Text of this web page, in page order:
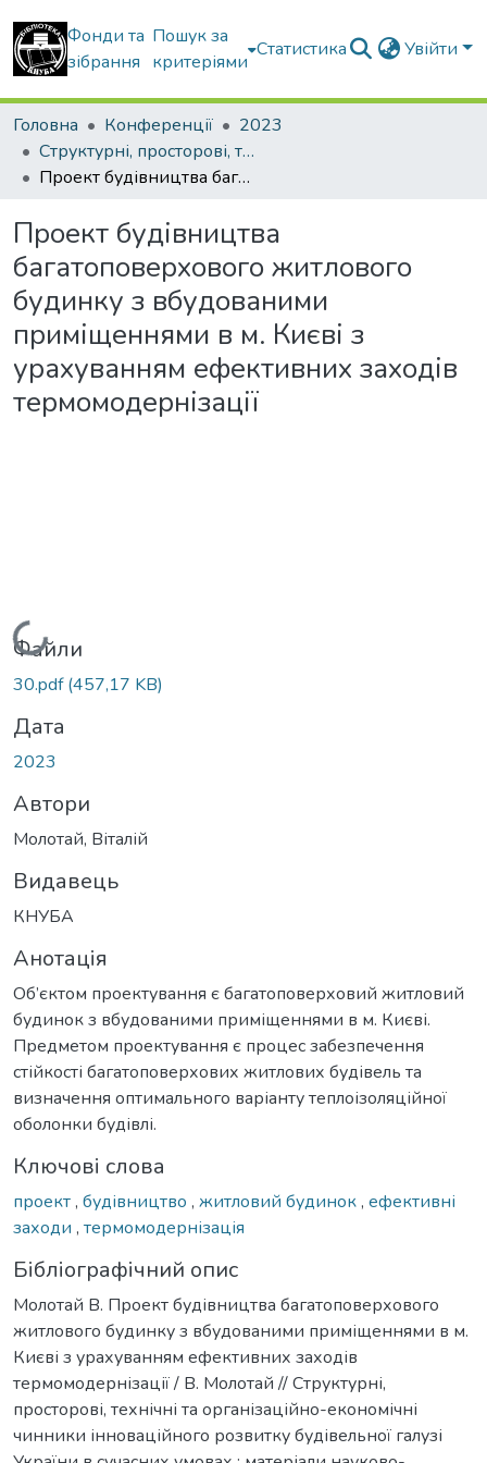
Фонди та
зібрання
Пошук за
критеріями
Статистика Увійти
Головна Конференції
2023
Структурні, просторові, технічні та організаційноекономічні чинники інноваційного розвитку будівельної галузі України в сучасних умовах
Проект будівництва багатоповерхового житлового будинку з вбудованими приміщеннями в м. Києві з урахуванням ефективних заходів термомодернізації
Проект будівництва
багатоповерхового житлового
будинку з вбудованими
приміщеннями в м. Києві з
урахуванням ефективних заходів
термомодернізації
Вантажиться...
Файли
30.pdf(457,17 KB)
Дата
2023
Автори
Молотай, Віталій
Видавець
КНУБА
Анотація
Об’єктом проектування є багатоповерховий житловий
будинок з вбудованими приміщеннями в м. Києві.
Предметом проектування є процес забезпечення
стійкості багатоповерхових житлових будівель та
визначення оптимального варіанту теплоізоляційної
оболонки будівлі.
Ключові слова
проект, будівництво , житловий будинок, ефективні
заходи , термомодернізація
Бібліографічний опис
Молотай В. Проект будівництва багатоповерхового
житлового будинку з вбудованими приміщеннями в м.
Києві з урахуванням ефективних заходів
термомодернізації / В. Молотай // Структурні,
просторові, технічні та організаційно-економічні
чинники інноваційного розвитку будівельної галузі